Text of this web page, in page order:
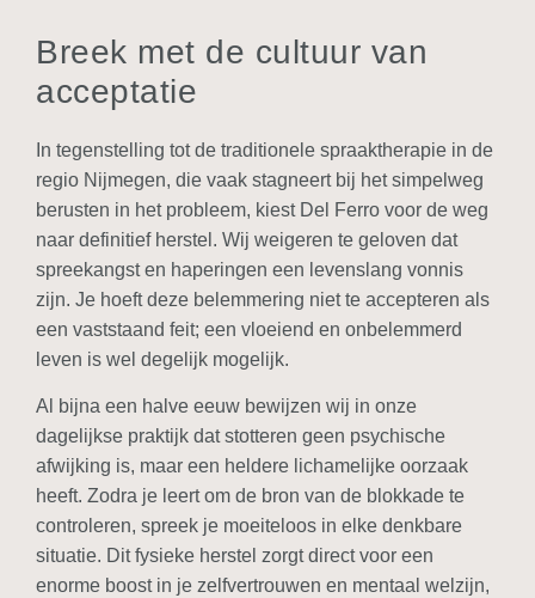
Breek met de cultuur van
acceptatie
In tegenstelling tot de traditionele spraaktherapie in de
regio Nijmegen, die vaak stagneert bij het simpelweg
berusten in het probleem, kiest Del Ferro voor de weg
naar definitief herstel. Wij weigeren te geloven dat
spreekangst en haperingen een levenslang vonnis
zijn. Je hoeft deze belemmering niet te accepteren als
een vaststaand feit; een vloeiend en onbelemmerd
leven is wel degelijk mogelijk.
Al bijna een halve eeuw bewijzen wij in onze
dagelijkse praktijk dat stotteren geen psychische
afwijking is, maar een heldere lichamelijke oorzaak
heeft. Zodra je leert om de bron van de blokkade te
controleren, spreek je moeiteloos in elke denkbare
situatie. Dit fysieke herstel zorgt direct voor een
enorme boost in je zelfvertrouwen en mentaal welzijn,